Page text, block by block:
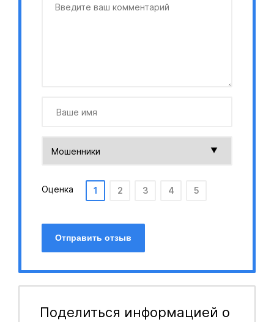
Оценка 1 2 3 4 5
Отправить отзыв
Поделиться информацией о